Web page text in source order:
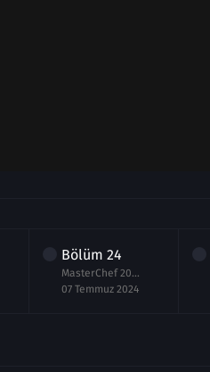
Bölüm24
MasterChef 2024 24.Bölüm izle 7 Temmuz
07 Temmuz 2024